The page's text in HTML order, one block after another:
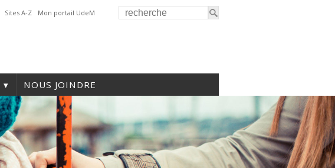
Sites A-Z Mon portail UdeM
NOUS JOINDRE